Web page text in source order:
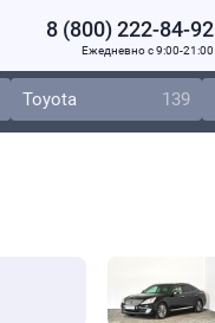
8 (800) 222-84-92
Ежедневно c 9:00-21:00
Toyota 139